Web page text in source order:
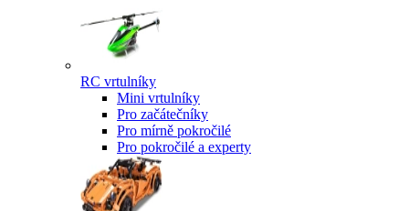
RC vrtulníky
Mini vrtulníky
Pro začátečníky
Pro mírně pokročilé
Pro pokročilé a experty